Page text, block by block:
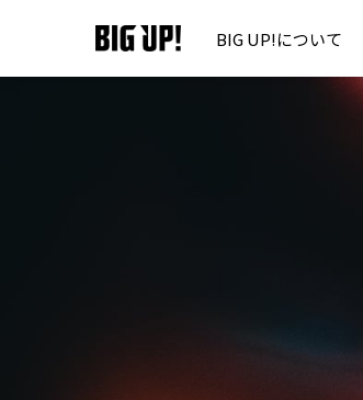
BIG UP!について